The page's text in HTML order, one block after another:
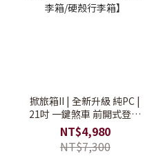
掀旅箱II | 全新升級 純PC |
21吋 一鍵煞車 前開式登機
行李箱【登機行李箱/前開
式行李箱/硬殼行李箱】
NT$4,980
NT$7,300